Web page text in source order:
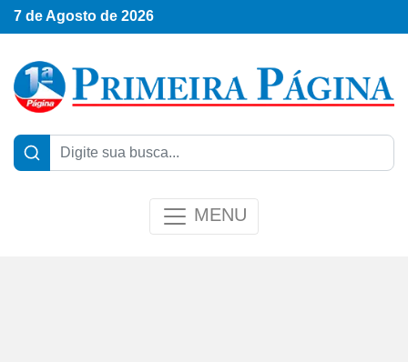
7 de Agosto de 2026
MENU